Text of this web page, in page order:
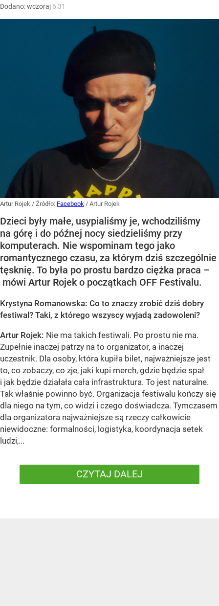
Dodano:wczoraj 6:31
Artur Rojek / Źródło: Facebook / Artur Rojek
Dzieci były małe, usypialiśmy je, wchodziliśmy
na górę i do późnej nocy siedzieliśmy przy
komputerach. Nie wspominam tego jako
romantycznego czasu, za którym dziś szczególnie
tęsknię. To była po prostu bardzo ciężka praca –
mówi Artur Rojek o początkach OFF Festivalu.
Krystyna Romanowska: Co to znaczy zrobić dziś dobry
festiwal? Taki, z którego wszyscy wyjadą zadowoleni?
Artur Rojek: Nie ma takich festiwali. Po prostu nie ma.
Zupełnie inaczej patrzy na to organizator, a inaczej
uczestnik. Dla osoby, która kupiła bilet, najważniejsze jest
to, co zobaczy, co zje, jaki kupi merch, gdzie będzie spał
i jak będzie działała cała infrastruktura. To jest naturalne.
Tak właśnie powinno być. Organizacja festiwalu kończy się
dla niego na tym, co widzi i czego doświadcza. Tymczasem
dla organizatora najważniejsze są rzeczy całkowicie
niewidoczne: formalności, logistyka, koordynacja setek
ludzi,...
CZYTAJ DALEJ